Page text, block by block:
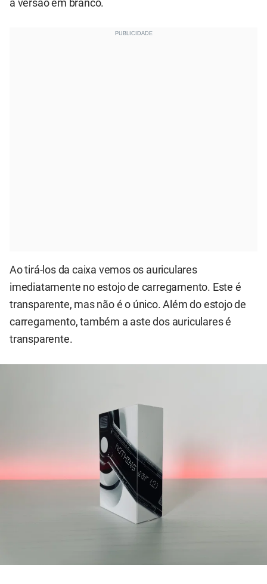
a versão em branco.
Ao tirá-los da caixa vemos os auriculares
imediatamente no estojo de carregamento. Este é
transparente, mas não é o único. Além do estojo de
carregamento, também a aste dos auriculares é
transparente.